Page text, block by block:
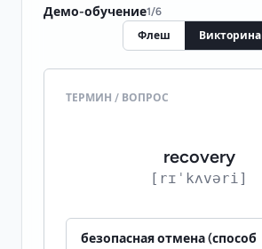
Демо-обучение1/6
Флеш Викторина
ТЕРМИН / ВОПРОС
recovery
[rɪˈkʌvəri]
безопасная отмена (способ